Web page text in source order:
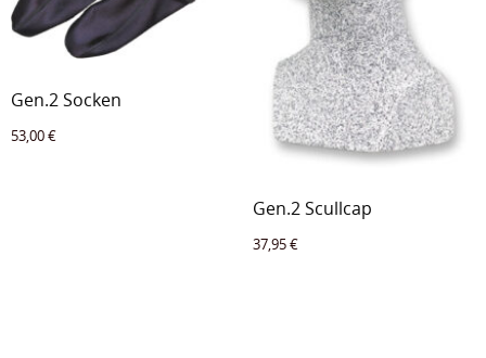
Gen.2 Socken
53,00€
Gen.2 Scullcap
37,95€